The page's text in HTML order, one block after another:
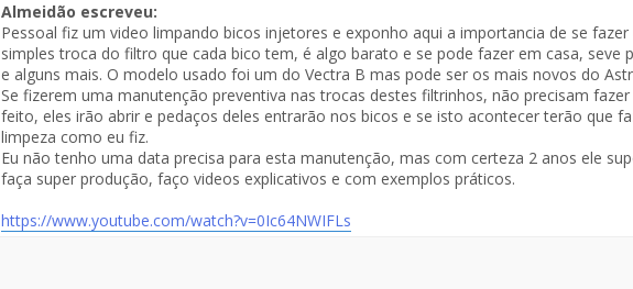
Almeidão escreveu:
Pessoal fiz um video limpando bicos injetores e exponho aqui a importancia de se
simples troca do filtro que cada bico tem, é algo barato e se pode fazer em casa, seve
e alguns mais. O modelo usado foi um do Vectra B mas pode ser os mais novos do
Se fizerem uma manutenção preventiva nas trocas destes filtrinhos, não precisam
feito, eles irão abrir e pedaços deles entrarão nos bicos e se isto acontecer terão que
limpeza como eu fiz.
Eu não tenho uma data precisa para esta manutenção, mas com certeza 2 anos ele
faça super produção, faço videos explicativos e com exemplos práticos.
https://www.youtube.com/watch?v=0Ic64NWIFLs